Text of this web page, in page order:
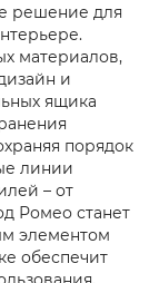
решение для
материалов,
и
ящика
порядок
линии
– от
Ромео станет
элементом
обеспечит